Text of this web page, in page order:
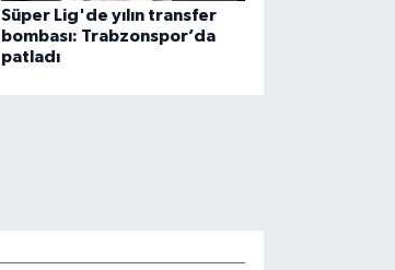
Süper Lig'de yılın transfer
bombası: Trabzonspor’da
patladı